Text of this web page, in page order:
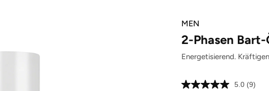
MEN
2-Phasen Bart-
Energetisierend.
5.0 9
(9)